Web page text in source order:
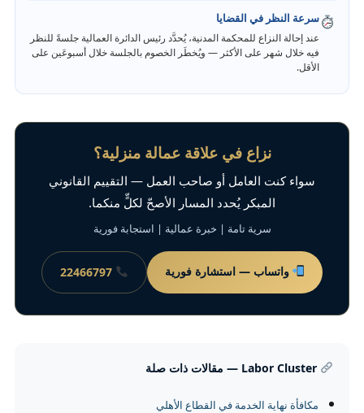
سرعة النظر في القضايا
عند إحالة النزاع للمحكمة المدنية، يُحدَّد رئيس الدائرة العمالية جلسةً للنظر
فيه خلال شهر على الأكثر — ويُخطَر الخصوم بالجلسة خلال أسبوعَين على
الأقل.
نزاع في علاقة عمالة منزلية؟
سواء كنت العامل أو صاحب العمل — التقييم القانوني
المبكر يُحدد المسار الأصحّ لكلٍّ منكما.
سرية تامة | خبرة عمالية | استجابة فورية
واتساب — استشارة فورية 22466797
مكافأة نهاية الخدمة في القطاع الأهلي